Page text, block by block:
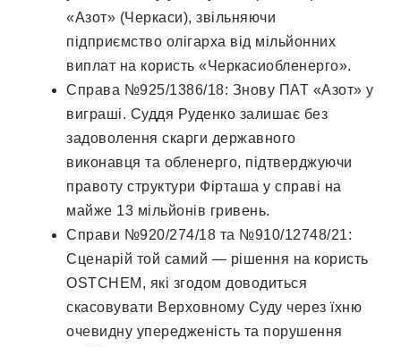
«Азот» (Черкаси), звільняючи
підприємство олігарха від мільйонних
виплат на користь «Черкасиобленерго».
Справа №925/1386/18: Знову ПАТ «Азот» у
виграші. Суддя Руденко залишає без
задоволення скарги державного
виконавця та обленерго, підтверджуючи
правоту структури Фірташа у справі на
майже 13 мільйонів гривень.
Справи №920/274/18 та №910/12748/21:
Сценарій той самий — рішення на користь
OSTCHEM, які згодом доводиться
скасовувати Верховному Суду через їхню
очевидну упередженість та порушення